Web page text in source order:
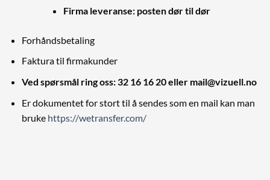
Firma leveranse: posten dør til dør
Forhåndsbetaling
Faktura til firmakunder
Ved spørsmål ring oss: 32 16 16 20 eller mail@vizuell.no
Er dokumentet for stort til å sendes som en mail kan man
bruke https://wetransfer.com/